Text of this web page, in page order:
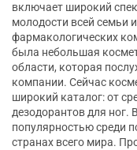
включает широкий
молодости всей семьи
фармакологических
была небольшая
области, которая
компании. Сейчас
широкий каталог: от
дезодорантов для ног.
популярностью среди
странах всего мира.